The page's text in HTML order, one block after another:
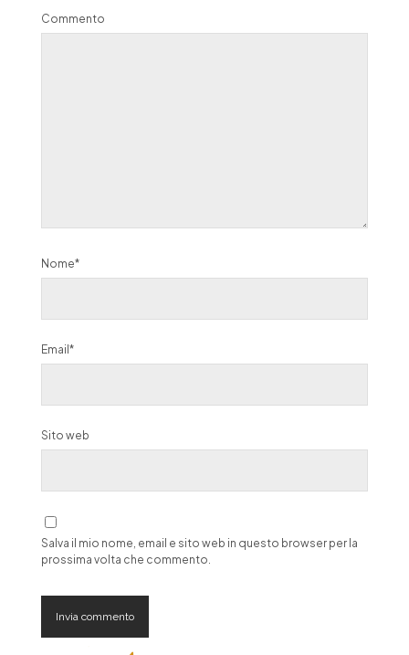
Commento
Nome*
Email*
Sito web
Salva il mio nome, email e sito web in questo browser per la
prossima volta che commento.